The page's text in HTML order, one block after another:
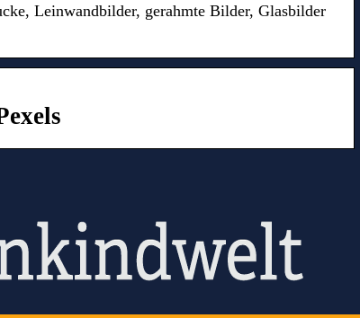
Leinwandbilder, gerahmte Bilder, Glasbilder